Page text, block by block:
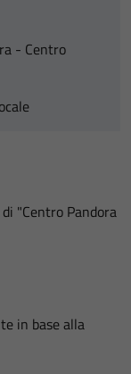
- Centro
"Centro Pandora
in base alla